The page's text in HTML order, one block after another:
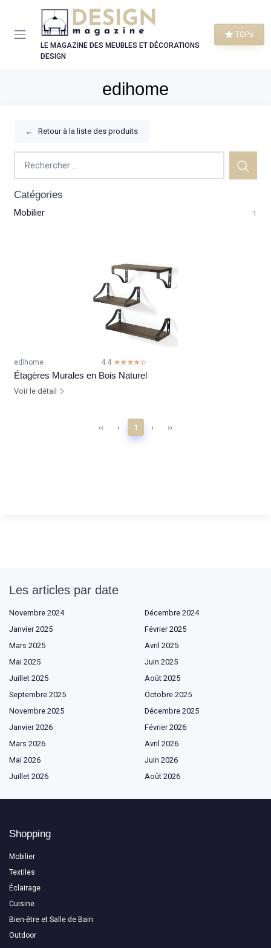
LE MAGAZINE DES MEUBLES ET DÉCORATIONS
DESIGN
TOPs
edihome
← Retour à la liste des produits
Catégories
Mobilier 1
edihome 4.4 ☆☆☆☆☆
★★★★★
Étagères Murales en Bois Naturel
Voir le détail
‹‹ ‹ 1 › ››
Les articles par date
Novembre 2024
Décembre 2024
Janvier 2025
Février 2025
Mars 2025
Avril 2025
Mai 2025
Juin 2025
Juillet 2025
Août 2025
Septembre 2025
Octobre 2025
Novembre 2025
Décembre 2025
Janvier 2026
Février 2026
Mars 2026
Avril 2026
Mai 2026
Juin 2026
Juillet 2026
Août 2026
Shopping
Mobilier
Textiles
Éclairage
Cuisine
Bien-être et Salle de Bain
Outdoor
Panneau de gestion des cookies